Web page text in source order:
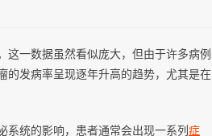
这一数据虽然看似庞大，但由于许多病例
的发病率呈现逐年升高的趋势，尤其是在
统的影响，患者通常会出现一系列 症